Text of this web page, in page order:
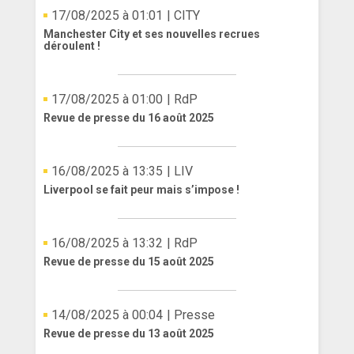
17/08/2025 à 01:01 | CITY
Manchester City et ses nouvelles recrues
déroulent !
17/08/2025 à 01:00 | RdP
Revue de presse du 16 août 2025
16/08/2025 à 13:35 | LIV
Liverpool se fait peur mais s’impose !
16/08/2025 à 13:32 | RdP
Revue de presse du 15 août 2025
14/08/2025 à 00:04 | Presse
Revue de presse du 13 août 2025